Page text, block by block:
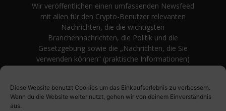
Diese Website benutzt Cookies um das Einkaufserlebnis zu verbessern.
Wenn du die Website weiter nutzt, gehen wir von deinem Einverständnis
aus.
Wir veröffentlichen einen umfassenden Newsfeed
mit allen für den Crypto-Benutzer relevanten
Nachrichten, die die wichtigsten
Branchennachrichten, die Politik und die
Gesetzgebung sowie die „Nachrichten, die Sie
verwenden können“ (praktische Informationen)
Meinungen rund um Kryptowährung. Einfache
Logik und Beispiele aus der Praxis werden vor